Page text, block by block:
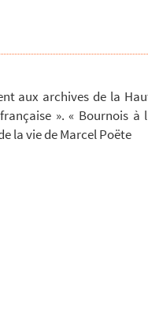
aux archives de la
». « Bournois à
la vie de Marcel Poëte